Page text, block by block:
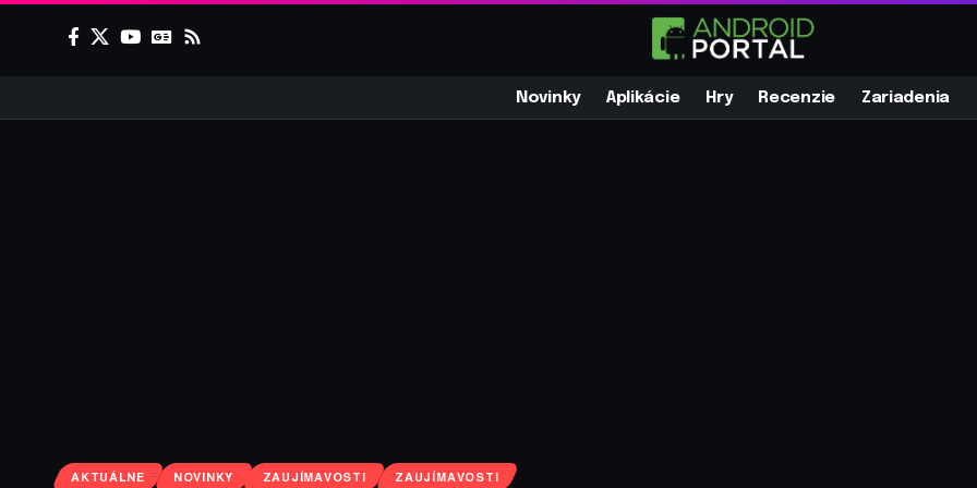
Novinky Aplikácie Hry Recenzie Zariadenia
AKTUÁLNE NOVINKY ZAUJÍMAVOSTI ZAUJÍMAVOSTI